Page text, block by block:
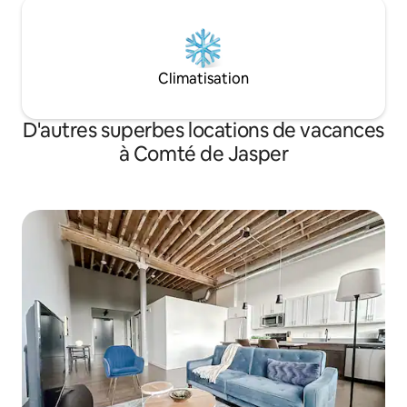
Climatisation
D'autres superbes locations de vacances
à Comté de Jasper